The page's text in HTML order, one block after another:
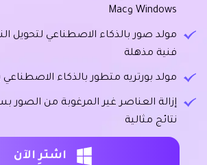
Windows وMac
مولد صور بالذكاء الاصطناعي لتحويل
فنية مذهلة
مولد بورتريه متطور بالذكاء
إزالة العناصر غير المرغوبة من
نتائج مثالية
اشترِ الآن